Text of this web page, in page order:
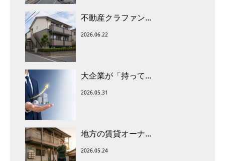
不動産クラファン...
2026.06.22
大企業が「持って...
2026.05.31
地方の賃貸オーナ...
2026.05.24